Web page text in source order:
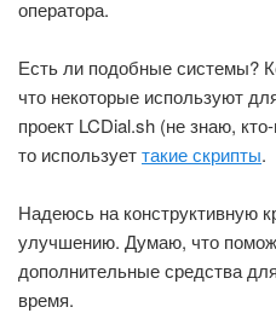
оператора.
Есть ли подобные системы?
что некоторые используют
проект LCDial.sh (не знаю,
то используеттакие скрипты.
Надеюсь на конструктивную
улучшению. Думаю, что
дополнительные средства
время.